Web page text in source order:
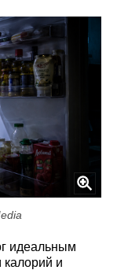
идеальным
и